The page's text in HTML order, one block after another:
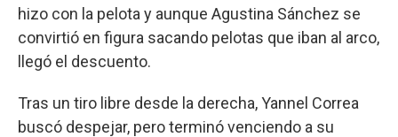
hizo con la pelota y aunque Agustina Sánchez se
convirtió en figura sacando pelotas que iban al arco,
llegó el descuento.
Tras un tiro libre desde la derecha, Yannel Correa
buscó despejar, pero terminó venciendo a su